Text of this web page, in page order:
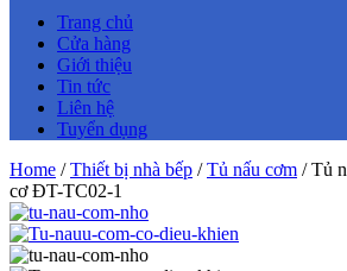
Trang chủ
Cửa hàng
Giới thiệu
Tin tức
Liên hệ
Tuyển dụng
Home /Thiết bị nhà bếp /Tủ nấu cơm / Tủ
cơ ĐT-TC02-1